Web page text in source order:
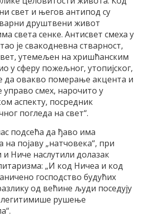
свет и његов антипод су
друштвени живот
света сенке. Антисвет смеха у
је свакодневна стварност,
утемељен на хришћанским
у сферу пожељног, утопијског,
да овакво померање акцента и
смех, нарочито у
аспекту, посредник
погледа на свет“.
подсећа да ђаво има
на појаву „натчовека“, при
и Ниче наслутили долазак
„И код Ничеа и код
господство будућих
од већине људи поседују
легитимише рушење